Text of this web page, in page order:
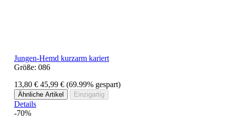
Jungen-Hemd kurzarm kariert
Größe: 086
13,80 € 45,99 € (69.99% gespart)
Ähnliche Artikel Einzigartig
Details
-70%